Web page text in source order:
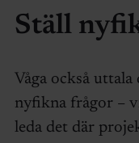
Ställ
Våga också
nyfikna frågor –
leda det där